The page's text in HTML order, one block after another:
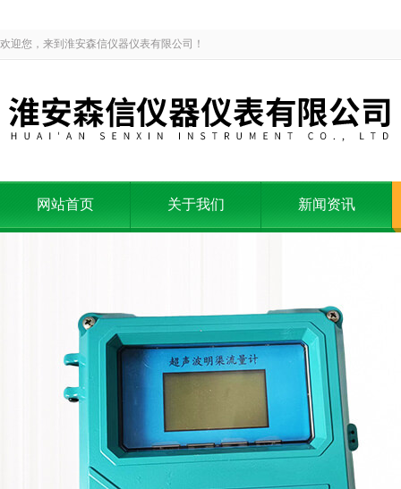
欢迎您，来到淮安森信仪器仪表有限公司！
网站首页 关于我们 新闻资讯